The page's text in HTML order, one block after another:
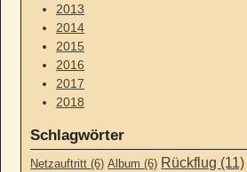
2013
2014
2015
2016
2017
2018
Schlagwörter
Netzauftritt (6) Album (6) Rückflug (11)